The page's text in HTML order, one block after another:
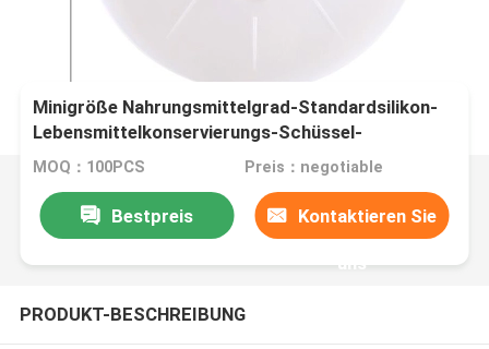
Minigröße Nahrungsmittelgrad-Standardsilikon-
Lebensmittelkonservierungs-Schüssel-
Abdeckungsdeckel
MOQ：100PCS Preis：negotiable
Bestpreis Kontaktieren Sie
uns
PRODUKT-BESCHREIBUNG